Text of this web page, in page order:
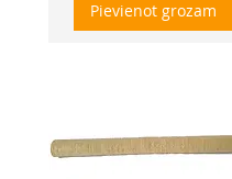
Pievienot grozam